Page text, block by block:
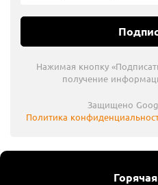
Нажимая кнопку
получение
Защищено
Политика